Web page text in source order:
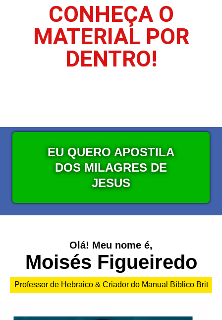
CONHEÇA O
MATERIAL POR
DENTRO!
EU QUERO APOSTILA
DOS MILAGRES DE
JESUS
Olá! Meu nome é,
Moisés Figueiredo
Professor de Hebraico & Criador do Manual Bíblico Brit